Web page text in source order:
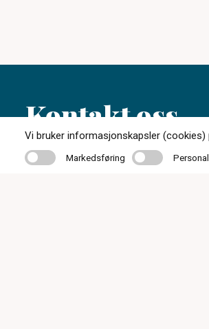
Kontakt oss
62 48 19 77
Vi bruker informasjonskapsler (cookies)
MarkedsføringMarkedsføring Personalisering